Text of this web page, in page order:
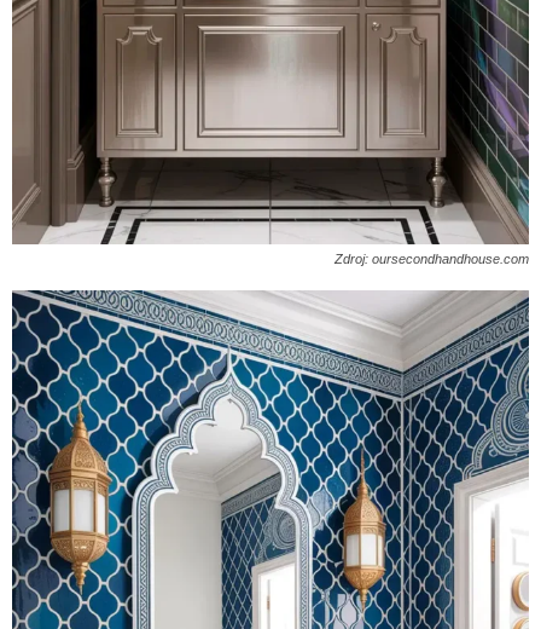
Zdroj: oursecondhandhouse.com